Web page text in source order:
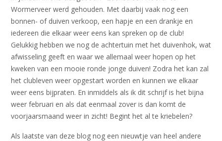
Wormerveer werd gehouden. Met daarbij vaak nog een
bonnen- of duiven verkoop, een hapje en een drankje en
iedereen die elkaar weer eens kan spreken op de club!
Gelukkig hebben we nog de achtertuin met het duivenhok, wat
afwisseling geeft en waar we allemaal weer hopen op het
kweken van een mooie ronde jonge duiven! Zodra het kan zal
het clubleven weer opgestart worden en kunnen we elkaar
weer eens bijpraten. En inmiddels als ik dit schrijf is het bijna
weer februari en als dat eenmaal zover is dan komt de
voorjaarsmaand weer in zicht! Begint het al te kriebelen?
Als laatste van deze blog nog een nieuwtje van heel andere